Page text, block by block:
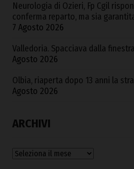
Neurologia di Ozieri, Fp Cgil
conferma reparto, ma sia
7 Agosto 2026
Valledoria. Spacciava dalla
Agosto 2026
Olbia, riaperta dopo 13 anni la
Agosto 2026
ARCHIVI
Archivi